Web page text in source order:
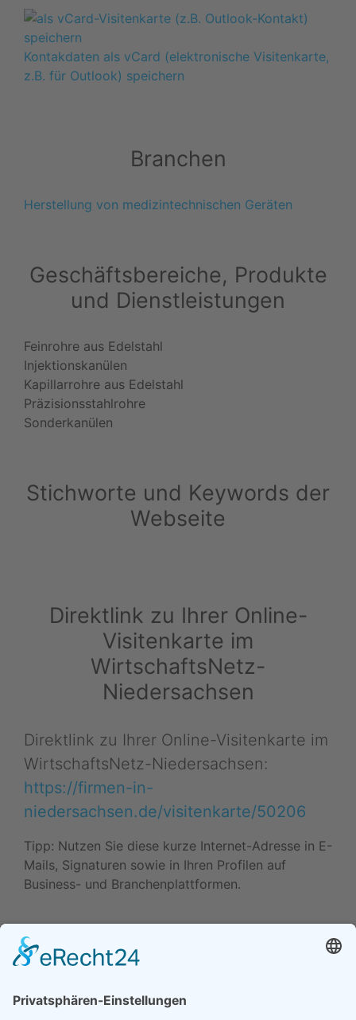
Kontakdaten als vCard (elektronische Visitenkarte,
z.B. für Outlook) speichern
Branchen
Herstellung von medizintechnischen Geräten
Geschäftsbereiche, Produkte
und Dienstleistungen
Feinrohre aus Edelstahl
Injektionskanülen
Kapillarrohre aus Edelstahl
Präzisionsstahlrohre
Sonderkanülen
Stichworte und Keywords der
Webseite
Direktlink zu Ihrer Online-
Visitenkarte im
WirtschaftsNetz-
Niedersachsen
Direktlink zu Ihrer Online-Visitenkarte im
WirtschaftsNetz-Niedersachsen:
https://firmen-in-
niedersachsen.de/visitenkarte/50206
Tipp: Nutzen Sie diese kurze Internet-Adresse in E-
Mails, Signaturen sowie in Ihren Profilen auf
Business- und Branchenplattformen.
Daten ändern (Inhaber) •
Drucken • Änderung